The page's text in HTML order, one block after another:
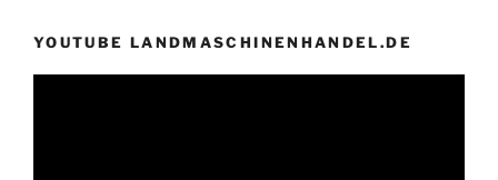
YOUTUBE LANDMASCHINENHANDEL.DE